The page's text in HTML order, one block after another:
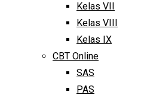
Kelas VII
Kelas VIII
Kelas IX
CBT Online
SAS
PAS